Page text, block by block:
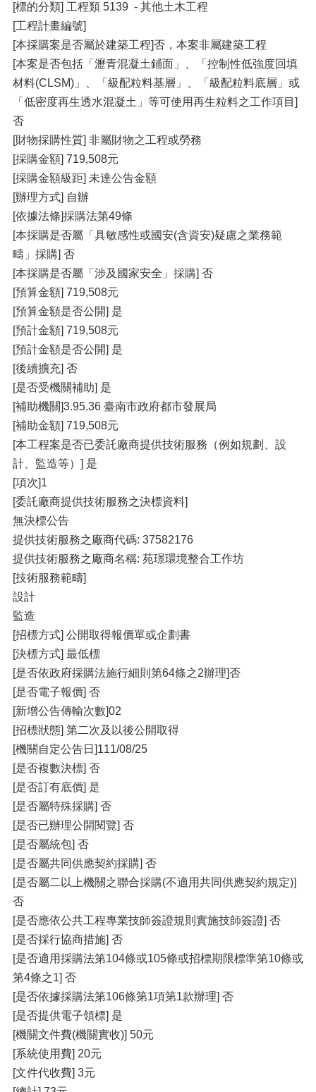
[標的分類] 工程類 5139 - 其他土木工程
[工程計畫編號]
[本採購案是否屬於建築工程]否，本案非屬建築工程
[本案是否包括「瀝青混凝土鋪面」、「控制性低強度回填
材料(CLSM)」、「級配粒料基層」、「級配粒料底層」或
「低密度再生透水混凝土」等可使用再生粒料之工作項目]
否
[財物採購性質] 非屬財物之工程或勞務
[採購金額] 719,508元
[採購金額級距] 未達公告金額
[辦理方式] 自辦
[依據法條]採購法第49條
[本採購是否屬「具敏感性或國安(含資安)疑慮之業務範
疇」採購] 否
[本採購是否屬「涉及國家安全」採購] 否
[預算金額] 719,508元
[預算金額是否公開] 是
[預計金額] 719,508元
[預計金額是否公開] 是
[後續擴充] 否
[是否受機關補助] 是
[補助機關]3.95.36 臺南市政府都市發展局
[補助金額] 719,508元
[本工程案是否已委託廠商提供技術服務（例如規劃、設
計、監造等）] 是
[項次]1
[委託廠商提供技術服務之決標資料]
無決標公告
提供技術服務之廠商代碼: 37582176
提供技術服務之廠商名稱: 苑璟環境整合工作坊
[技術服務範疇]
設計
監造
[招標方式] 公開取得報價單或企劃書
[決標方式] 最低標
[是否依政府採購法施行細則第64條之2辦理]否
[是否電子報價] 否
[新增公告傳輸次數]02
[招標狀態] 第二次及以後公開取得
[機關自定公告日]111/08/25
[是否複數決標] 否
[是否訂有底價] 是
[是否屬特殊採購] 否
[是否已辦理公開閱覽] 否
[是否屬統包] 否
[是否屬共同供應契約採購] 否
[是否屬二以上機關之聯合採購(不適用共同供應契約規定)]
否
[是否應依公共工程專業技師簽證規則實施技師簽證] 否
[是否採行協商措施] 否
[是否適用採購法第104條或105條或招標期限標準第10條或
第4條之1] 否
[是否依據採購法第106條第1項第1款辦理] 否
[是否提供電子領標] 是
[機關文件費(機關實收)] 50元
[系統使用費] 20元
[文件代收費] 3元